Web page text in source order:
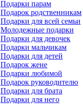
Подарки парам
Подарок родственникам
Подарки для всей семьи
Молодежные подарки
Подарки для девочек
Подарки мальчикам
Подарки для детей
Подарок жене
Подарки любимой
Подарок руководителю
Подарки для брата
Подарки для него